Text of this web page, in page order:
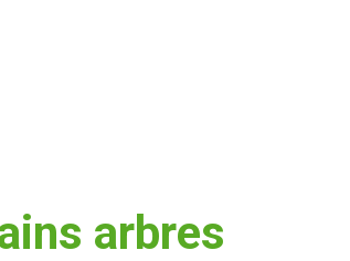
arbres